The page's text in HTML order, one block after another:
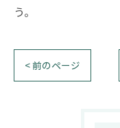
う。
< 前のページ